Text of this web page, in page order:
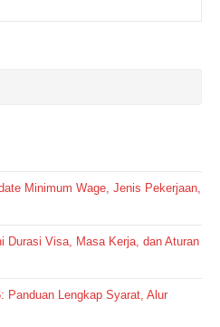
Minimum Wage, Jenis Pekerjaan,
Durasi Visa, Masa Kerja, dan Aturan
Panduan Lengkap Syarat, Alur